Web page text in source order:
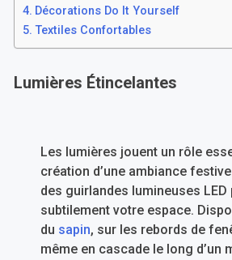
Décorations Do It Yourself
Textiles Confortables
Lumières Étincelantes
Les lumières jouent un rôle
création d’une ambiance
des guirlandes lumineuses
subtilement votre espace.
du sapin, sur les rebords de
même en cascade le long d’un